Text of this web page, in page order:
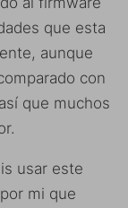
que esta
aunque
con
que muchos
usar este
mi que